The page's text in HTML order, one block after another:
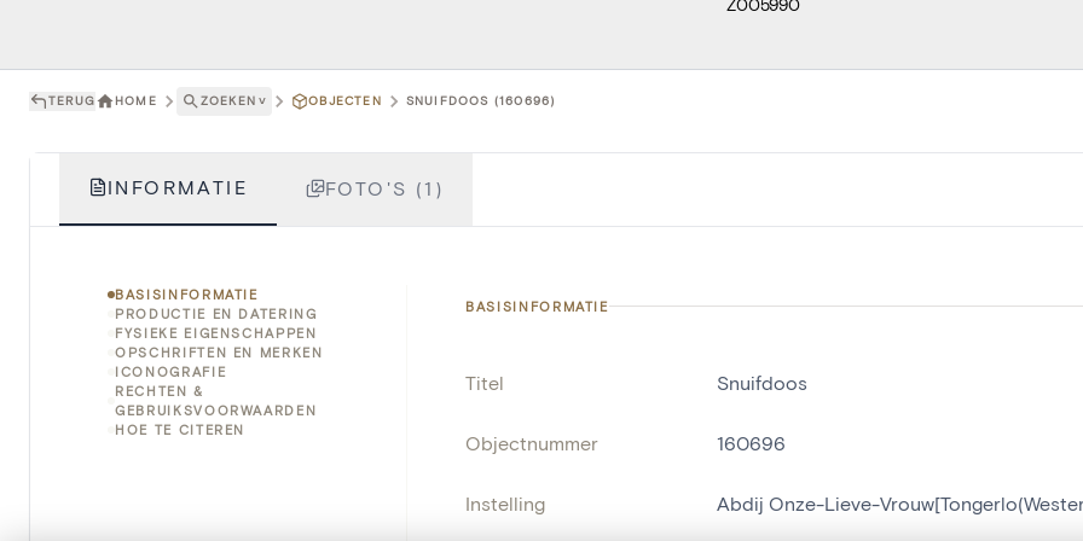
TERUG HOME ZOEKEN ˅ OBJECTEN SNUIFDOOS (160696)
INFORMATIE FOTO'S (1)
BASISINFORMATIE
PRODUCTIE EN DATERING
FYSIEKE EIGENSCHAPPEN
OPSCHRIFTEN EN MERKEN
ICONOGRAFIE
RECHTEN &
GEBRUIKSVOORWAARDEN
HOE TE CITEREN
BASISINFORMATIE
Titel Snuifdoos
Objectnummer 160696
Instelling Abdij Onze-Lieve-